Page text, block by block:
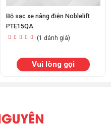
Bộ sạc xe nâng điện Noblelift
PTE15QA
(1 đánh giá)
Vui lòng gọi